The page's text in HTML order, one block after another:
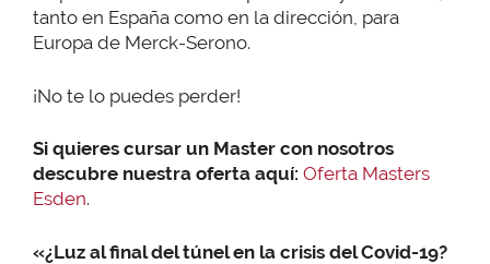
tanto en España como en la dirección, para
Europa de Merck-Serono.
¡No te lo puedes perder!
Si quieres cursar un Master con nosotros
descubre nuestra oferta aquí: Oferta Masters
Esden.
«¿Luz al final del túnel en la crisis del Covid-19?